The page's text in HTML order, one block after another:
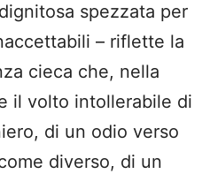
spezzata per
– riflette la
cieca che, nella
il volto intollerabile di
di un odio verso
diverso, di un